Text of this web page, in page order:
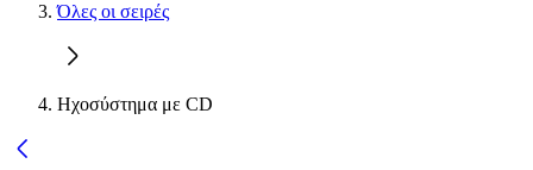
Όλες οι σειρές
Ηχοσύστημα με CD